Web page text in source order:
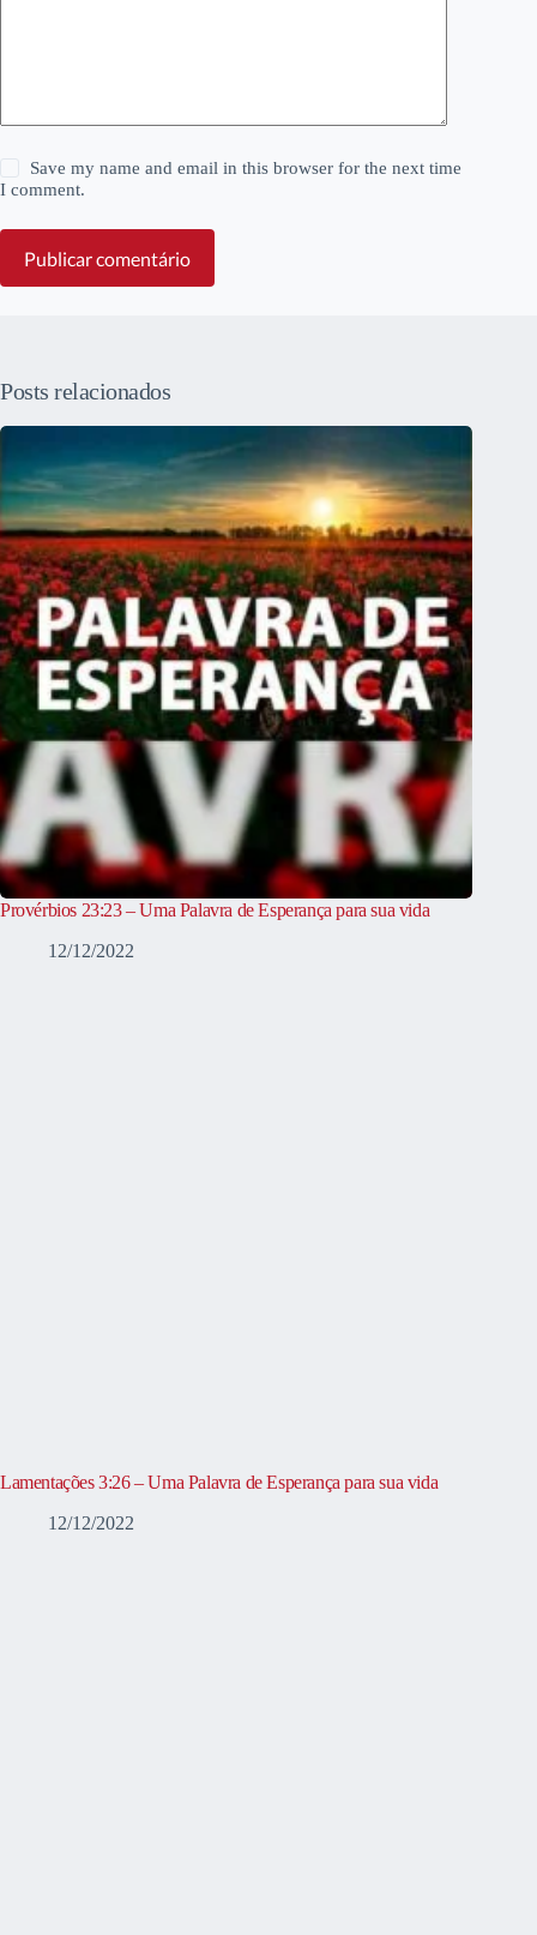
Save my name and email in this browser for the next time
I comment.
Publicar comentário
Posts relacionados
Provérbios 23:23 – Uma Palavra de Esperança para sua vida
12/12/2022
Lamentações 3:26 – Uma Palavra de Esperança para sua vida
12/12/2022